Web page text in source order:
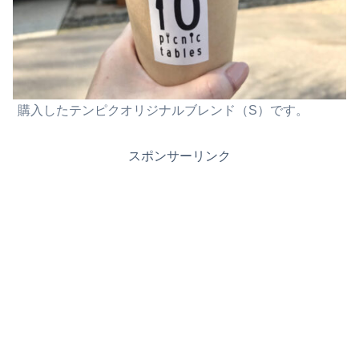
購入したテンピクオリジナルブレンド（S）です。
スポンサーリンク